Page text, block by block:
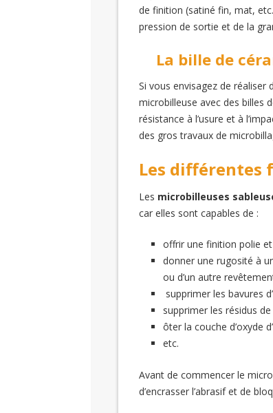
de finition (satiné fin, mat,
pression de sortie et de la
La bille de
Si vous envisagez de réaliser
microbilleuse avec des billes
résistance à l’usure et à
des gros travaux de
Les différentes
Les microbilleuses
car elles sont capables de :
offrir une finition polie
donner une rugosité à
ou d’un autre
supprimer les bavures
supprimer les résidus
ôter la couche d’oxyde
etc.
Avant de commencer le
d’encrasser l’abrasif et de